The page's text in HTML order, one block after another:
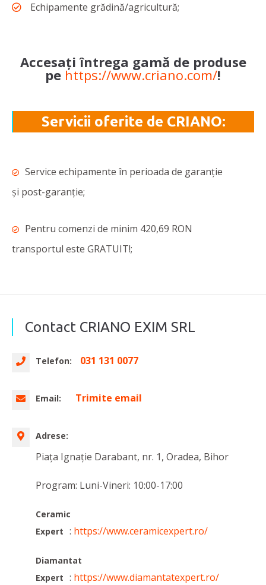
Echipamente grădină/agricultură;
Accesați întrega gamă de produse
pe https://www.criano.com/!
Servicii oferite de CRIANO:
Service echipamente în perioada de garanție
și post-garanție;
Pentru comenzi de minim 420,69 RON
transportul este GRATUIT!;
Contact CRIANO EXIM SRL
Telefon: 031 131 0077
Email: Trimite email
Adrese:
Piața Ignație Darabant, nr. 1, Oradea, Bihor
Program: Luni-Vineri: 10:00-17:00
Ceramic
Expert : https://www.ceramicexpert.ro/
Diamantat
Expert : https://www.diamantatexpert.ro/